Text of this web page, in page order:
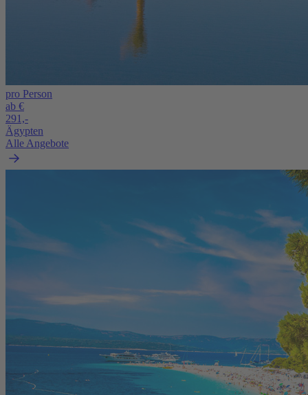
pro Person
ab €
291,-
Ägypten
Alle Angebote